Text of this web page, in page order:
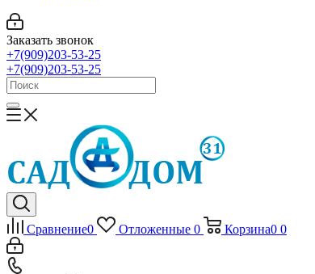
Заказать звонок
+7(909)203-53-25
+7(909)203-53-25
Сравнение0 Отложенные 0 Корзина0 0